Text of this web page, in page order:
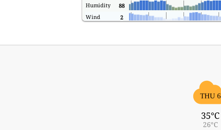
Humidity
88
Wind
2
THU 6
35°C
26°C